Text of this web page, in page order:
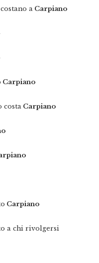
a Carpiano
Carpiano
costa Carpiano
Carpiano
a chi rivolgersi